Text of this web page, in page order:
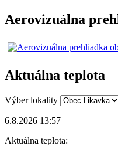
Aerovizuálna
Aktuálna teplota
Výber lokality
6.8.2026 13:57
Aktuálna teplota: